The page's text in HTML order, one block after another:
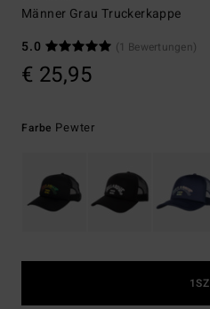
Männer Grau Truckerkappe
5.0
(1 Bewertungen)
€ 25,95
Farbe Pewter
1SZ